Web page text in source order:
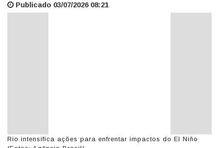
Publicado 03/07/2026 08:21
Rio intensifica ações para enfrentar impactos do El Niño